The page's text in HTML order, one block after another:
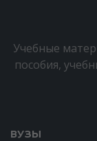
Учебные
пособия,
ВУЗЫ